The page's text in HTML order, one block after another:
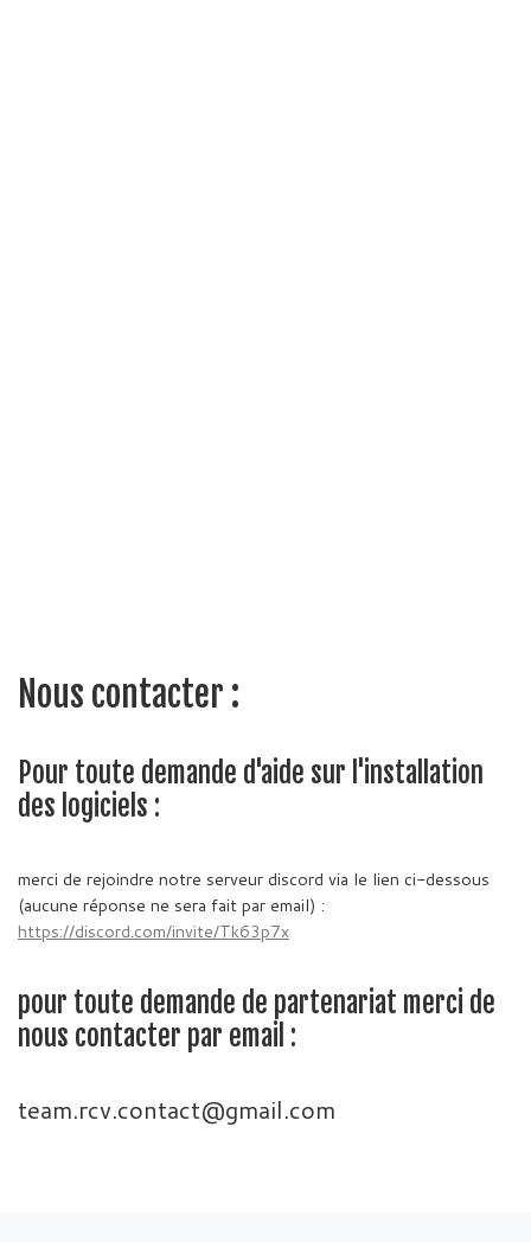
Nous contacter :
Pour toute demande d'aide sur l'installation
des logiciels :
merci de rejoindre notre serveur discord via le lien ci-dessous
(aucune réponse ne sera fait par email) :
https://discord.com/invite/Tk63p7x
pour toute demande de partenariat merci de
nous contacter par email :
team.rcv.contact@gmail.com